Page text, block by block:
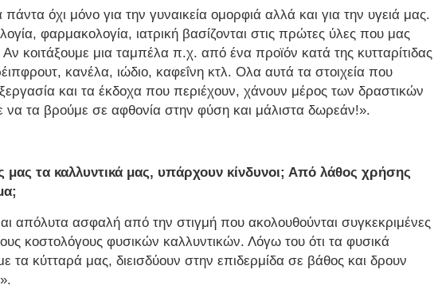
όχι μόνο για την γυναικεία ομορφιά αλλά και για την υγειά μας.
φαρμακολογία, ιατρική βασίζονται στις πρώτες ύλες που μας
κοιτάξουμε μια ταμπέλα π.χ. από ένα προϊόν κατά της κυτταρίτιδας
κανέλα, ιώδιο, καφεΐνη κτλ. Ολα αυτά τα στοιχεία που
και τα έκδοχα που περιέχουν, χάνουν μέρος των δραστικών
να τα βρούμε σε αφθονία στην φύση και μάλιστα δωρεάν!».
μας τα καλλυντικά μας, υπάρχουν κίνδυνοι; Από λάθος χρήσης
απόλυτα ασφαλή από την στιγμή που ακολουθούνται συγκεκριμένες
κοστολόγους φυσικών καλλυντικών. Λόγω του ότι τα φυσικά
τα κύτταρά μας, διεισδύουν στην επιδερμίδα σε βάθος και δρουν